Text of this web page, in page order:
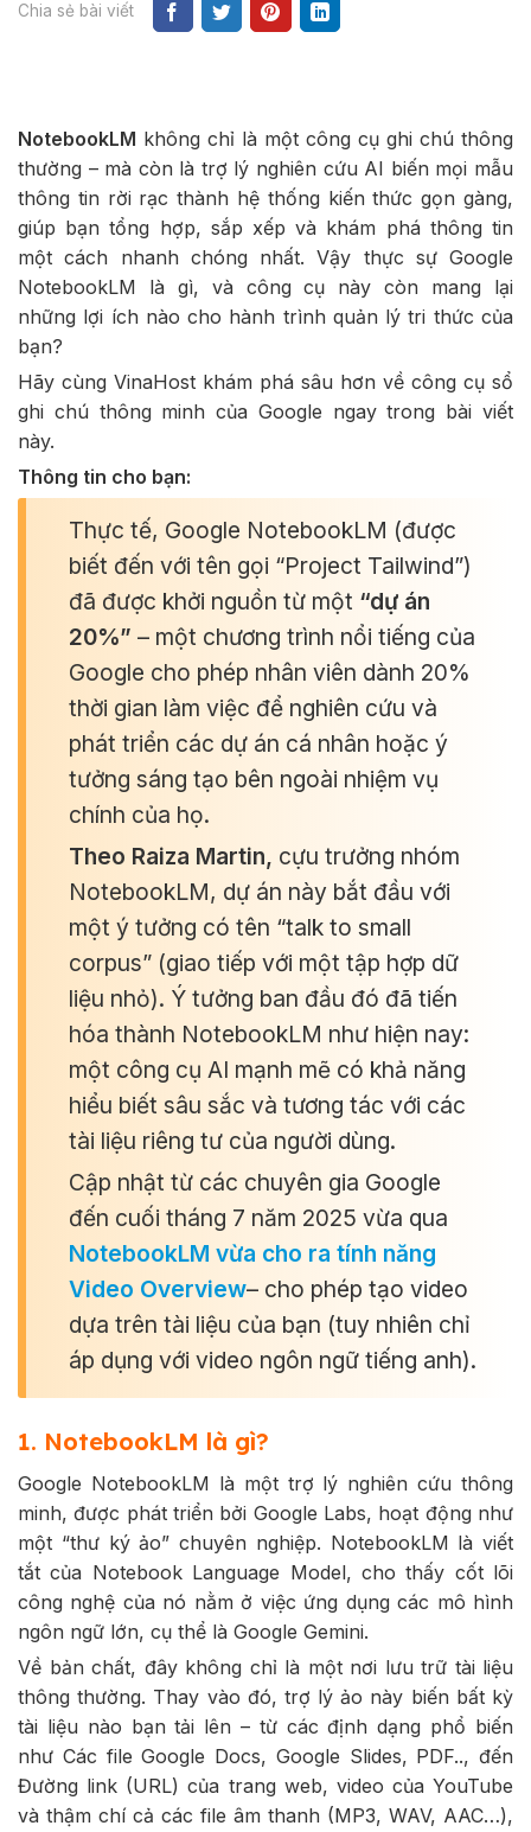
Chia sẻ bài viết
NotebookLM không chỉ là một công cụ ghi chú thông
thường – mà còn là trợ lý nghiên cứu AI biến mọi mẫu
thông tin rời rạc thành hệ thống kiến thức gọn gàng,
giúp bạn tổng hợp, sắp xếp và khám phá thông tin
một cách nhanh chóng nhất. Vậy thực sự Google
NotebookLM là gì, và công cụ này còn mang lại
những lợi ích nào cho hành trình quản lý tri thức của
bạn?
Hãy cùng VinaHost khám phá sâu hơn về công cụ sổ
ghi chú thông minh của Google ngay trong bài viết
này.
Thông tin cho bạn:
Thực tế, Google NotebookLM (được
biết đến với tên gọi “Project Tailwind”)
đã được khởi nguồn từ một “dự án
20%” – một chương trình nổi tiếng của
Google cho phép nhân viên dành 20%
thời gian làm việc để nghiên cứu và
phát triển các dự án cá nhân hoặc ý
tưởng sáng tạo bên ngoài nhiệm vụ
chính của họ.
Theo Raiza Martin, cựu trưởng nhóm
NotebookLM, dự án này bắt đầu với
một ý tưởng có tên “talk to small
corpus” (giao tiếp với một tập hợp dữ
liệu nhỏ). Ý tưởng ban đầu đó đã tiến
hóa thành NotebookLM như hiện nay:
một công cụ AI mạnh mẽ có khả năng
hiểu biết sâu sắc và tương tác với các
tài liệu riêng tư của người dùng.
Cập nhật từ các chuyên gia Google
đến cuối tháng 7 năm 2025 vừa qua
NotebookLM vừa cho ra tính năng
Video Overview– cho phép tạo video
dựa trên tài liệu của bạn (tuy nhiên chỉ
áp dụng với video ngôn ngữ tiếng anh).
1. NotebookLM là gì?
Google NotebookLM là một trợ lý nghiên cứu thông
minh, được phát triển bởi Google Labs, hoạt động như
một “thư ký ảo” chuyên nghiệp. NotebookLM là viết
tắt của Notebook Language Model, cho thấy cốt lõi
công nghệ của nó nằm ở việc ứng dụng các mô hình
ngôn ngữ lớn, cụ thể là Google Gemini.
Về bản chất, đây không chỉ là một nơi lưu trữ tài liệu
thông thường. Thay vào đó, trợ lý ảo này biến bất kỳ
tài liệu nào bạn tải lên – từ các định dạng phổ biến
như Các file Google Docs, Google Slides, PDF.., đến
Đường link (URL) của trang web, video của YouTube
và thậm chí cả các file âm thanh (MP3, WAV, AAC…),